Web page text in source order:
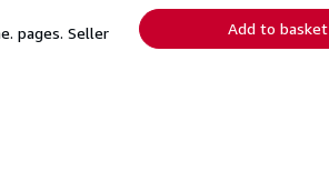
pages. Seller
Add to basket